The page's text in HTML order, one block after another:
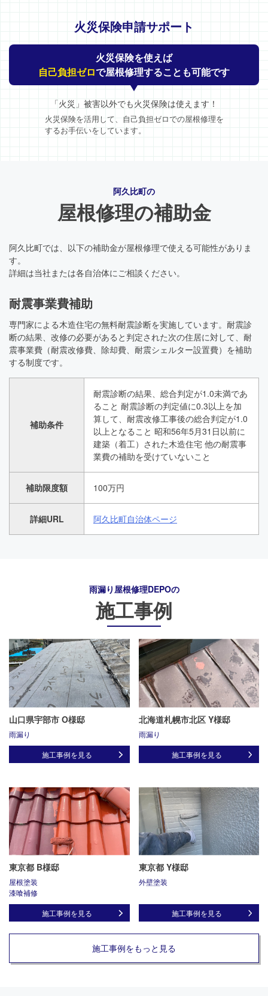
火災保険申請サポート
火災保険を使えば
自己負担ゼロで屋根修理することも可能です
「火災」被害以外でも火災保険は使えます！
火災保険を活用して、自己負担ゼロでの屋根修理を
するお手伝いをしています。
阿久比町の
屋根修理の補助金
阿久比町では、以下の補助金が屋根修理で使える可能性がありま
す。
詳細は当社または各自治体にご相談ください。
耐震事業費補助
専門家による木造住宅の無料耐震診断を実施しています。耐震診
断の結果、改修の必要があると判定された次の住居に対して、耐
震事業費（耐震改修費、除却費、耐震シェルター設置費）を補助
する制度です。
補助条件
耐震診断の結果、総合判定が1.0未満であ
ること 耐震診断の判定値に0.3以上を加
算して、耐震改修工事後の総合判定が1.0
以上となること 昭和56年5月31日以前に
建築（着工）された木造住宅 他の耐震事
業費の補助を受けていないこと
補助限度額 100万円
詳細URL 阿久比町自治体ページ
雨漏り屋根修理DEPOの
施工事例
山口県宇部市 O様邸
雨漏り
施工事例を見る
北海道札幌市北区 Y様邸
雨漏り
施工事例を見る
東京都 B様邸
屋根塗装
漆喰補修
施工事例を見る
東京都 Y様邸
外壁塗装
施工事例を見る
施工事例をもっと見る